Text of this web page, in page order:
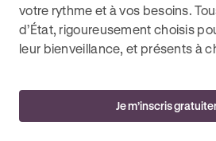
votre rythme et à vos besoins.
d’État, rigoureusement choisis
leur bienveillance, et présents à
Je m’inscris